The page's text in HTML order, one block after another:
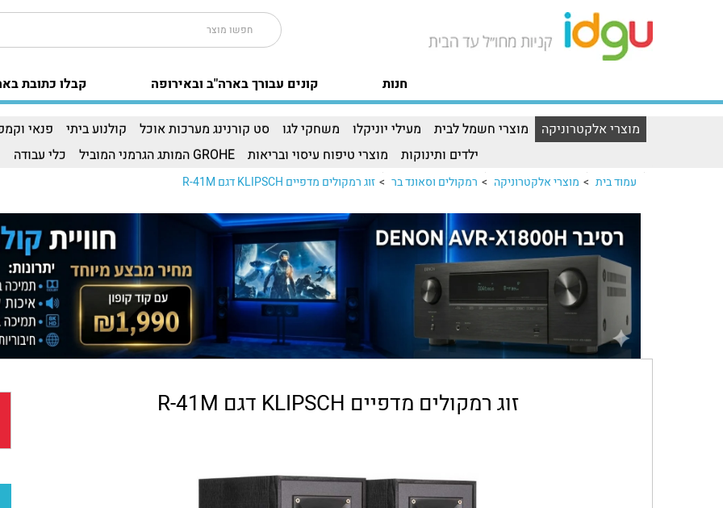
קבלו כתובת קונים עבורך בארה"ב ובאירופה חנות
מוצרי אלקטרוניקה מוצרי חשמל לבית מעילי יוניקלו משחקי לגו סט קורנינג מערכות אוכל קולנוע ביתי
פנאי
ילדים ותינוקות
מוצרי טיפוח עיסוי ובריאות GROHE המותג הגרמני המוביל כלי עבודה
עמוד בית > מוצרי אלקטרוניקה > רמקולים וסאונד בר > זוג רמקולים מדפיים KLIPSCH דגם R-41M
זוג רמקולים מדפיים KLIPSCH דגם R-41M